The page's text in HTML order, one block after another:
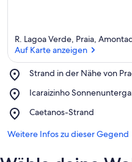
R. Lagoa Verde, Praia,
Auf Karte anzeigen
Strand in der Nähe von
Place,
in
Nähe
Praça
Icaraizinho
Place,
Sonnenuntergangsdüne
Caetanos-Strand
Place,
Strand
Weitere Infos zu dieser Gegend